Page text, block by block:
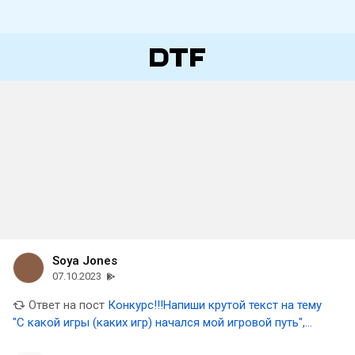
Soya Jones
07.10.2023
Ответ на пост Конкурс!!!Напиши крутой текст на тему
"С какой игры (каких игр) начался мой игровой путь",